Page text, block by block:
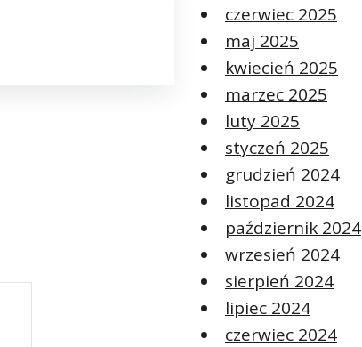
czerwiec 2025
maj 2025
kwiecień 2025
marzec 2025
luty 2025
styczeń 2025
grudzień 2024
listopad 2024
październik 2024
wrzesień 2024
sierpień 2024
lipiec 2024
czerwiec 2024